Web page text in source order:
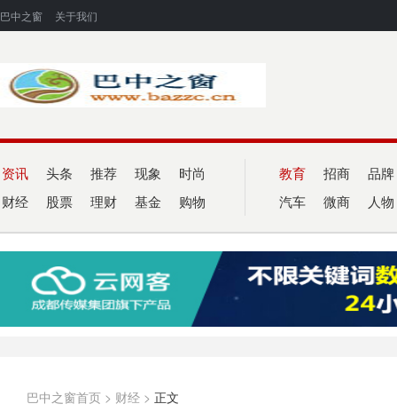
巴中之窗 关于我们
资讯 头条 推荐 现象 时尚
财经 股票 理财 基金 购物
教育 招商 品牌
汽车 微商 人物
巴中之窗首页 > 财经 > 正文